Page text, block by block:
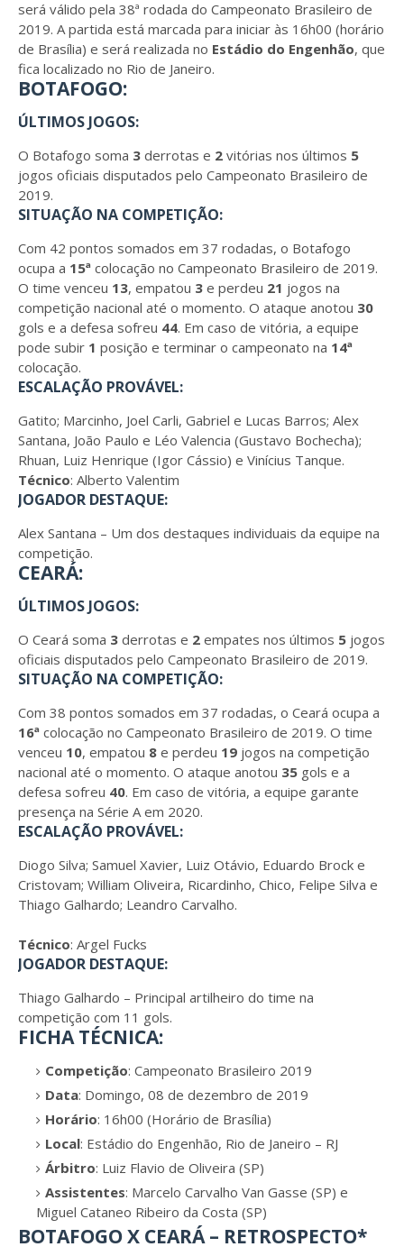
será válido pela 38ª rodada do Campeonato Brasileiro de
2019. A partida está marcada para iniciar às 16h00 (horário
de Brasília) e será realizada no Estádio do Engenhão, que
fica localizado no Rio de Janeiro.
BOTAFOGO:
ÚLTIMOS JOGOS:
O Botafogo soma 3 derrotas e 2 vitórias nos últimos 5
jogos oficiais disputados pelo Campeonato Brasileiro de
2019.
SITUAÇÃO NA COMPETIÇÃO:
Com 42 pontos somados em 37 rodadas, o Botafogo
ocupa a 15ª colocação no Campeonato Brasileiro de 2019.
O time venceu 13, empatou 3 e perdeu 21 jogos na
competição nacional até o momento. O ataque anotou 30
gols e a defesa sofreu 44. Em caso de vitória, a equipe
pode subir 1 posição e terminar o campeonato na 14ª
colocação.
ESCALAÇÃO PROVÁVEL:
Gatito; Marcinho, Joel Carli, Gabriel e Lucas Barros; Alex
Santana, João Paulo e Léo Valencia (Gustavo Bochecha);
Rhuan, Luiz Henrique (Igor Cássio) e Vinícius Tanque.
Técnico: Alberto Valentim
JOGADOR DESTAQUE:
Alex Santana – Um dos destaques individuais da equipe na
competição.
CEARÁ:
ÚLTIMOS JOGOS:
O Ceará soma 3 derrotas e 2 empates nos últimos 5 jogos
oficiais disputados pelo Campeonato Brasileiro de 2019.
SITUAÇÃO NA COMPETIÇÃO:
Com 38 pontos somados em 37 rodadas, o Ceará ocupa a
16ª colocação no Campeonato Brasileiro de 2019. O time
venceu 10, empatou 8 e perdeu 19 jogos na competição
nacional até o momento. O ataque anotou 35 gols e a
defesa sofreu 40. Em caso de vitória, a equipe garante
presença na Série A em 2020.
ESCALAÇÃO PROVÁVEL:
Diogo Silva; Samuel Xavier, Luiz Otávio, Eduardo Brock e
Cristovam; William Oliveira, Ricardinho, Chico, Felipe Silva e
Thiago Galhardo; Leandro Carvalho.
Técnico: Argel Fucks
JOGADOR DESTAQUE:
Thiago Galhardo – Principal artilheiro do time na
competição com 11 gols.
FICHA TÉCNICA:
Competição: Campeonato Brasileiro 2019
Data: Domingo, 08 de dezembro de 2019
Horário: 16h00 (Horário de Brasília)
Local: Estádio do Engenhão, Rio de Janeiro – RJ
Árbitro: Luiz Flavio de Oliveira (SP)
Assistentes: Marcelo Carvalho Van Gasse (SP) e
Miguel Cataneo Ribeiro da Costa (SP)
BOTAFOGO X CEARÁ – RETROSPECTO*